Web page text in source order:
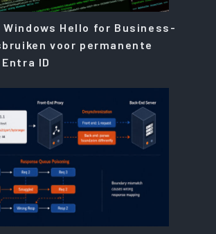
Windows Hello for Business-
voor permanente
ID